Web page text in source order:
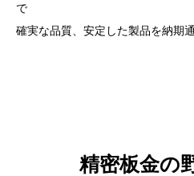
で
確実な品質、安定した製品を納期
精密板金の